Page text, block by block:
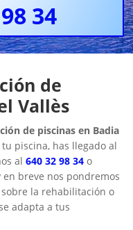
34
de
Vallès
de piscinas en Badia
piscina, has llegado al
al640 32 98 34 o
en breve nos pondremos
la rehabilitación o
adapta a tus